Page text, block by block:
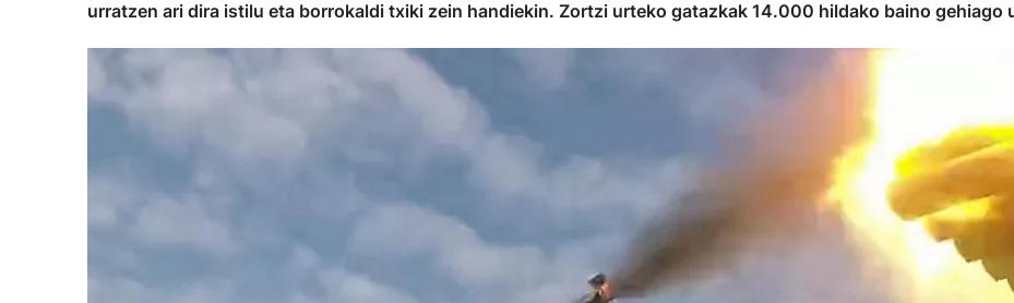
urratzen ari dira istilu eta borrokaldi txiki zein handiekin. Zortzi urteko gatazkak 14.000 hildako baino gehiago